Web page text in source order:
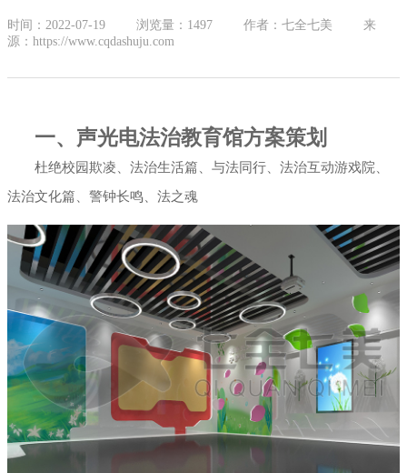
其他主题展厅
智慧党建中心多媒体设备
企业简介
联系我们
时间：2022-07-19 浏览量：1497 作者：七全七美
来
源：https://www.cqdashuju.com
一、声光电法治教育馆方案策划
杜绝校园欺凌、法治生活篇、与法同行、法治互动游戏院、
法治文化篇、警钟长鸣、法之魂